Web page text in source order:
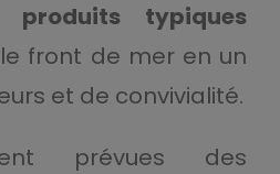
produits typiques
front de mer en un
et de convivialité.
prévues des